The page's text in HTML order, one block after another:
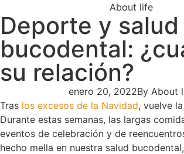
About life
Deporte y salud
bucodental:
su relación?
enero 20, 2022By About
Tras los excesos de la Navidad, vuelve
Durante estas semanas, las largas
eventos de celebración y de
hecho mella en nuestra salud